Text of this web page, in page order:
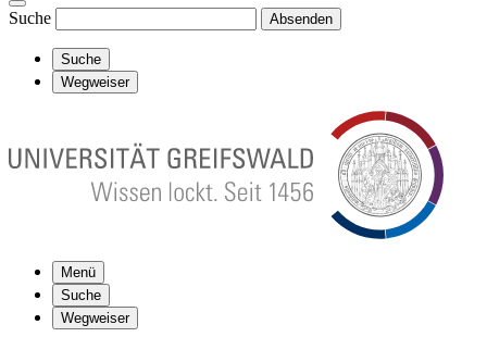
Suche Absenden
Suche
Wegweiser
Menü
Suche
Wegweiser